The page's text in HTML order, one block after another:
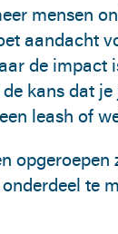
mensen
aandacht
de
kans dat
leash of
opgeroepen
te